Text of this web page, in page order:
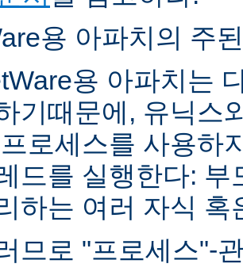
용 아파치의 주
용 아파치는
기때문에, 유닉스
로세스를 사용하
드를 실행한다: 부
하는 여러 자식 혹
므로 "프로세스"-